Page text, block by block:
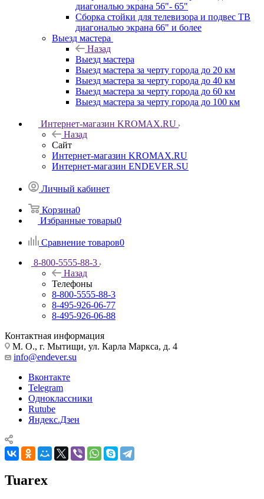
диагональю экрана 56"- 65"
Сборка стойки для телевизора и подвес ТВ
диагональю экрана 66" и более
Выезд мастера
Назад
Выезд мастера
Выезд мастера за черту города до 20 км
Выезд мастера за черту города до 40 км
Выезд мастера за черту города до 60 км
Выезд мастера за черту города до 100 км
Интернет-магазин KROMAX.RU
Назад
Сайт
Интернет-магазин KROMAX.RU
Интернет-магазин ENDEVER.SU
Личный кабинет
Корзина0
Избранные товары0
Сравнение товаров0
8-800-5555-88-3
Назад
Телефоны
8-800-5555-88-3
8-495-926-06-77
8-495-926-06-88
Контактная информация
М. О., г. Мытищи, ул. Карла Маркса, д. 4
info@endever.su
Вконтакте
Telegram
Одноклассники
Rutube
Яндекс.Дзен
Tuarex